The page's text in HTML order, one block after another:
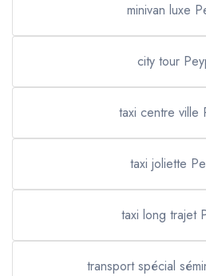
minivan luxe
city tour
taxi centre ville
taxi joliette
taxi long trajet
transport spécial